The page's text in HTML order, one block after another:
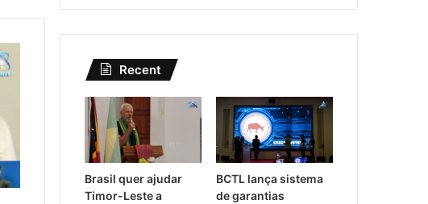
Recent
Brasil quer ajudar
Timor-Leste a
BCTL lança sistema
de garantias